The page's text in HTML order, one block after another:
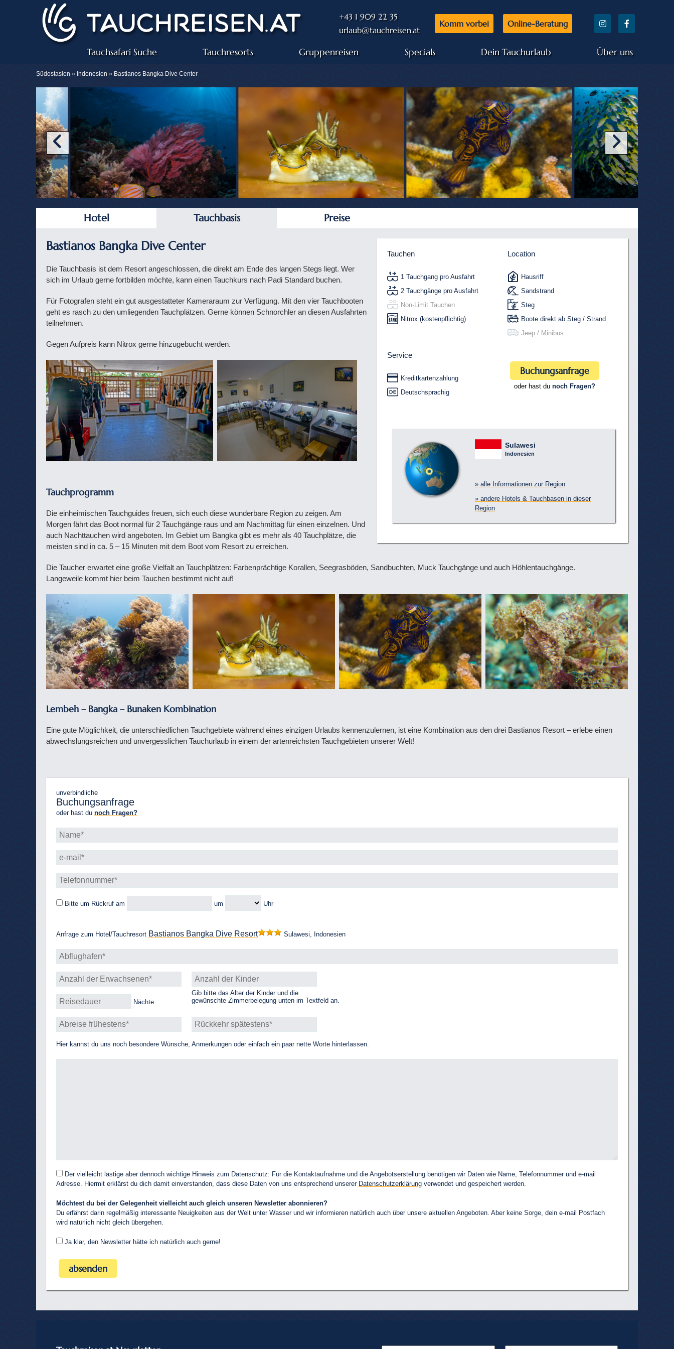
+43 1 909 22 35
urlaub@tauchreisen.at
Komm vorbei Online-Beratung
Tauchsafari Suche Tauchresorts Gruppenreisen Specials Dein Tauchurlaub Über uns
Südostasien » Indonesien » Bastianos Bangka Dive Center
Hotel Tauchbasis Preise
Tauchen
1 Tauchgang pro Ausfahrt
2 Tauchgänge pro Ausfahrt
Non-Limit Tauchen
Nitrox (kostenpflichtig)
Location
Hausriff
Sandstrand
Steg
Boote direkt ab Steg / Strand
Jeep / Minibus
Service
Kreditkartenzahlung
Deutschsprachig
Sulawesi
Indonesien
» alle Informationen zur Region
» andere Hotels & Tauchbasen in dieser
Region
Buchungsanfrage
oder hast du noch Fragen?
Bastianos Bangka Dive Center
Die Tauchbasis ist dem Resort angeschlossen, die direkt am Ende des langen Stegs liegt. Wer
sich im Urlaub gerne fortbilden möchte, kann einen Tauchkurs nach Padi Standard buchen.
Für Fotografen steht ein gut ausgestatteter Kameraraum zur Verfügung. Mit den vier Tauchbooten
geht es rasch zu den umliegenden Tauchplätzen. Gerne können Schnorchler an diesen Ausfahrten
teilnehmen.
Gegen Aufpreis kann Nitrox gerne hinzugebucht werden.
Tauchprogramm
Die einheimischen Tauchguides freuen, sich euch diese wunderbare Region zu zeigen. Am
Morgen fährt das Boot normal für 2 Tauchgänge raus und am Nachmittag für einen einzelnen. Und
auch Nachttauchen wird angeboten. Im Gebiet um Bangka gibt es mehr als 40 Tauchplätze, die
meisten sind in ca. 5 – 15 Minuten mit dem Boot vom Resort zu erreichen.
Die Taucher erwartet eine große Vielfalt an Tauchplätzen: Farbenprächtige Korallen, Seegrasböden, Sandbuchten, Muck Tauchgänge und auch Höhlentauchgänge.
Langeweile kommt hier beim Tauchen bestimmt nicht auf!
Lembeh – Bangka – Bunaken Kombination
Eine gute Möglichkeit, die unterschiedlichen Tauchgebiete während eines einzigen Urlaubs kennenzulernen, ist eine Kombination aus den drei Bastianos Resort – erlebe einen
abwechslungsreichen und unvergesslichen Tauchurlaub in einem der artenreichsten Tauchgebieten unserer Welt!
unverbindliche
Buchungsanfrage
oder hast du noch Fragen?
Bitte um Rückruf am um Uhr
Anfrage zum Hotel/Tauchresort Bastianos Bangka Dive Resort Sulawesi, Indonesien
Gib bitte das Alter der Kinder und die
gewünschte Zimmerbelegung unten im Textfeld an.
Nächte
Hier kannst du uns noch besondere Wünsche, Anmerkungen oder einfach ein paar nette Worte hinterlassen.
Der vielleicht lästige aber dennoch wichtige Hinweis zum Datenschutz: Für die Kontaktaufnahme und die Angebotserstellung benötigen wir Daten wie Name, Telefonnummer und e-mail
Adresse. Hiermit erklärst du dich damit einverstanden, dass diese Daten von uns entsprechend unserer Datenschutzerklärung verwendet und gespeichert werden.
Möchtest du bei der Gelegenheit vielleicht auch gleich unseren Newsletter abonnieren?
Du erfährst darin regelmäßig interessante Neuigkeiten aus der Welt unter Wasser und wir informieren natürlich auch über unsere aktuellen Angeboten. Aber keine Sorge, dein e-mail Postfach
wird natürlich nicht gleich übergehen.
Ja klar, den Newsletter hätte ich natürlich auch gerne!